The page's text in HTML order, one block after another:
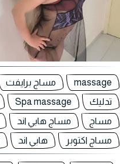
massage مساج برايفت
تدليك
Spa massage
مساج
مساج هابي اند
مساج اكتوبر
هابي اند